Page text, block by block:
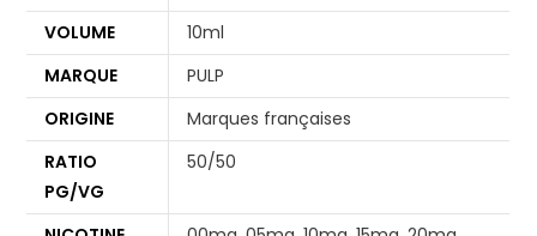
VOLUME
10ml
MARQUE
PULP
ORIGINE
Marques françaises
RATIO
PG/VG
50/50